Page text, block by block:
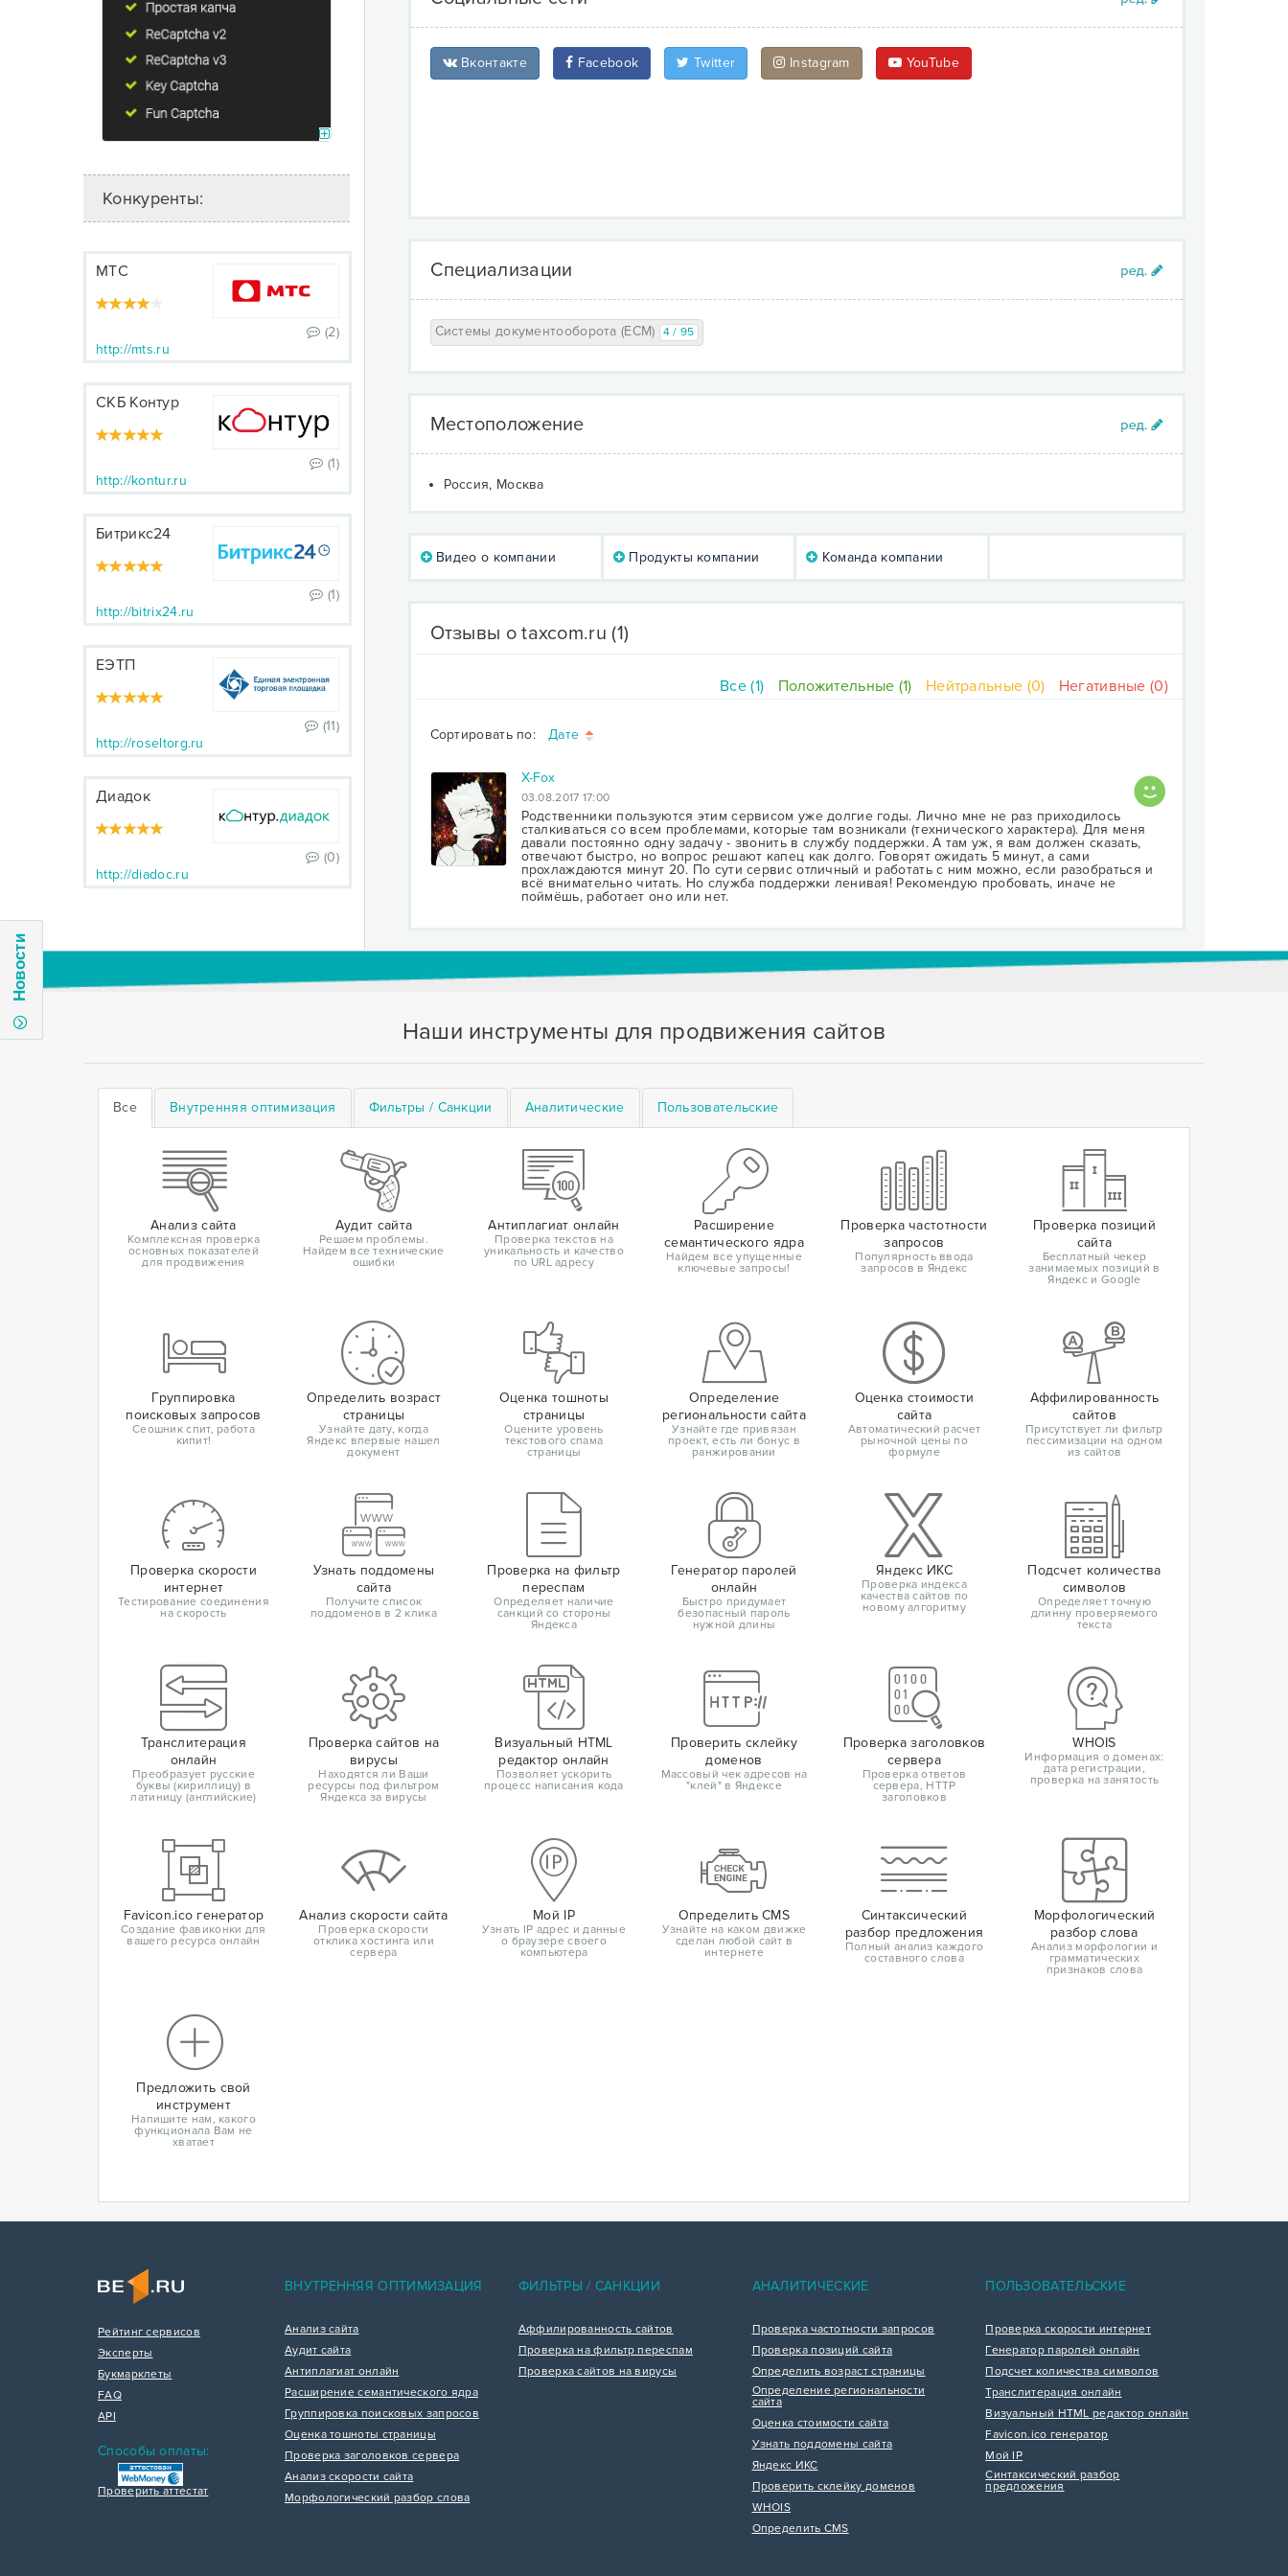
Новости
Конкуренты:
МТС
(2)
http://mts.ru
СКБ Контур
(1)
http://kontur.ru
Битрикс24
(1)
http://bitrix24.ru
ЕЭТП
(11)
http://roseltorg.ru
Диадок
(0)
http://diadoc.ru
Вконтакте Facebook Twitter Instagram YouTube
Специализации
Системы документооборота (ECM) 4 / 95
Местоположение
Россия, Москва
Видео о компании Продукты компании Команда компании
Отзывы о taxcom.ru (1)
Все (1) Положительные (1) Нейтральные (0) Негативные (0)
Сортировать по: Дате
X-Fox
03.08.2017 17:00
Родственники пользуются этим сервисом уже долгие годы. Лично мне не раз приходилось
сталкиваться со всем проблемами, которые там возникали (технического характера). Для меня
давали постоянно одну задачу - звонить в службу поддержки. А там уж, я вам должен сказать,
отвечают быстро, но вопрос решают капец как долго. Говорят ожидать 5 минут, а сами
прохлаждаются минут 20. По сути сервис отличный и работать с ним можно, если разобраться и
всё внимательно читать. Но служба поддержки ленивая! Рекомендую пробовать, иначе не
поймёшь, работает оно или нет.
Наши инструменты для продвижения сайтов
Все Внутренняя оптимизация Фильтры / Санкции Аналитические Пользовательские
Анализ сайта
Комплексная проверка
основных показателей
для продвижения
Аудит сайта
Решаем проблемы.
Найдем все технические
ошибки
Антиплагиат онлайн
Проверка текстов на
уникальность и качество
по URL адресу
Расширение
семантического ядра
Найдем все упущенные
ключевые запросы!
Проверка частотности
запросов
Популярность ввода
запросов в Яндекс
Проверка позиций
сайта
Бесплатный чекер
занимаемых позиций в
Яндекс и Google
Группировка
поисковых запросов
Сеошник спит, работа
кипит!
Определить возраст
страницы
Узнайте дату, когда
Яндекс впервые нашел
документ
Оценка тошноты
страницы
Оцените уровень
текстового спама
страницы
Определение
региональности сайта
Узнайте где привязан
проект, есть ли бонус в
ранжировании
Оценка стоимости
сайта
Автоматический расчет
рыночной цены по
формуле
Аффилированность
сайтов
Присутствует ли фильтр
пессимизации на одном
из сайтов
Проверка скорости
интернет
Тестирование соединения
на скорость
Узнать поддомены
сайта
Получите список
поддоменов в 2 клика
Проверка на фильтр
переспам
Определяет наличие
санкций со стороны
Яндекса
Генератор паролей
онлайн
Быстро придумает
безопасный пароль
нужной длины
Яндекс ИКС
Проверка индекса
качества сайтов по
новому алгоритму
Подсчет количества
символов
Определяет точную
длинну проверяемого
текста
Транслитерация
онлайн
Преобразует русские
буквы (кириллицу) в
латиницу (английские)
Проверка сайтов на
вирусы
Находятся ли Ваши
ресурсы под фильтром
Яндекса за вирусы
Визуальный HTML
редактор онлайн
Позволяет ускорить
процесс написания кода
Проверить склейку
доменов
Массовый чек адресов на
"клей" в Яндексе
Проверка заголовков
сервера
Проверка ответов
сервера, HTTP
заголовков
WHOIS
Информация о доменах:
дата регистрации,
проверка на занятость
Favicon.ico генератор
Создание фавиконки для
вашего ресурса онлайн
Анализ скорости сайта
Проверка скорости
отклика хостинга или
сервера
Мой IP
Узнать IP адрес и данные
о браузере своего
компьютера
Определить CMS
Узнайте на каком движке
сделан любой сайт в
интернете
Синтаксический
разбор предложения
Полный анализ каждого
составного слова
Морфологический
разбор слова
Анализ морфологии и
грамматических
признаков слова
Предложить свой
инструмент
Напишите нам, какого
функционала Вам не
хватает
Рейтинг сервисов
Эксперты
Букмарклеты
FAQ
API
Способы оплаты:
Проверить аттестат
ВНУТРЕННЯЯ ОПТИМИЗАЦИЯ
Анализ сайта
Аудит сайта
Антиплагиат онлайн
Расширение семантического ядра
Группировка поисковых запросов
Оценка тошноты страницы
Проверка заголовков сервера
Анализ скорости сайта
Морфологический разбор слова
ФИЛЬТРЫ / САНКЦИИ
Аффилированность сайтов
Проверка на фильтр переспам
Проверка сайтов на вирусы
АНАЛИТИЧЕСКИЕ
Проверка частотности запросов
Проверка позиций сайта
Определить возраст страницы
Определение региональности
сайта
Оценка стоимости сайта
Узнать поддомены сайта
Яндекс ИКС
Проверить склейку доменов
WHOIS
Определить CMS
ПОЛЬЗОВАТЕЛЬСКИЕ
Проверка скорости интернет
Генератор паролей онлайн
Подсчет количества символов
Транслитерация онлайн
Визуальный HTML редактор онлайн
Favicon.ico генератор
Мой IP
Синтаксический разбор
предложения